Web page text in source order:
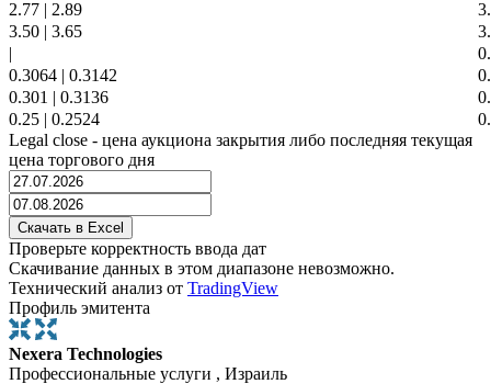
2.77 | 2.89
3.50 | 3.65
|
0.3064 | 0.3142
0.301 | 0.3136
0.25 | 0.2524
Legal close - цена аукциона закрытия либо последняя текущая
цена торгового дня
Проверьте корректность ввода дат
Скачивание данных в этом диапазоне невозможно.
Технический анализ от TradingView
Профиль эмитента
Nexera Technologies
Профессиональные услуги , Израиль